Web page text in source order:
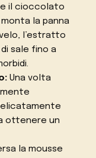
il cioccolato
la panna
l’estratto
sale fino a
Una volta
ottenere un
la mousse